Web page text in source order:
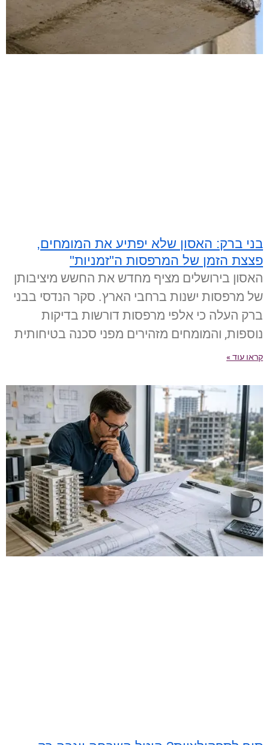
בני ברק: האסון שלא יפתיע את המומחים,
פצצת הזמן של המרפסות ה"זמניות"
האסון בירושלים מציף מחדש את החשש מיציבותן
של מרפסות ישנות ברחבי הארץ. סקר הנדסי בבני
ברק העלה כי אלפי מרפסות דורשות בדיקות
נוספות, והמומחים מזהירים מפני סכנה בטיחותית
קראו עוד »